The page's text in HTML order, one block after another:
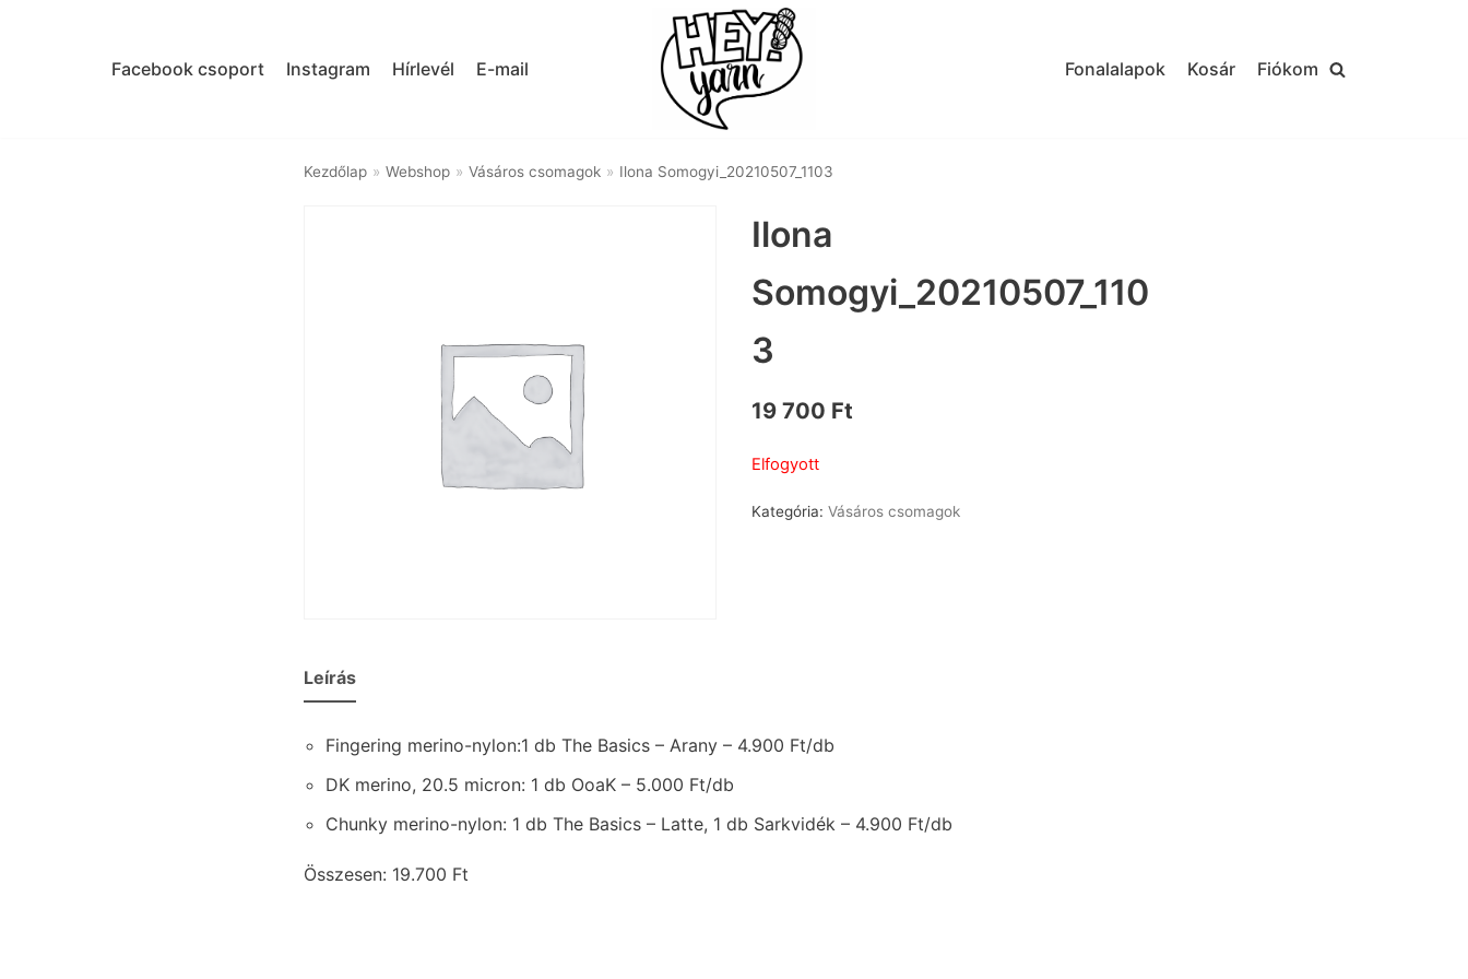
Facebook csoport Instagram Hírlevél E-mail Fonalalapok Kosár Fiókom
Kezdőlap » Webshop » Vásáros csomagok » Ilona Somogyi_20210507_1103
Ilona
Somogyi_20210507_110
3
19 700 Ft
Elfogyott
Kategória: Vásáros csomagok
Leírás
Fingering merino-nylon:1 db The Basics – Arany – 4.900 Ft/db
DK merino, 20.5 micron: 1 db OoaK – 5.000 Ft/db
Chunky merino-nylon: 1 db The Basics – Latte, 1 db Sarkvidék – 4.900 Ft/db
Összesen: 19.700 Ft